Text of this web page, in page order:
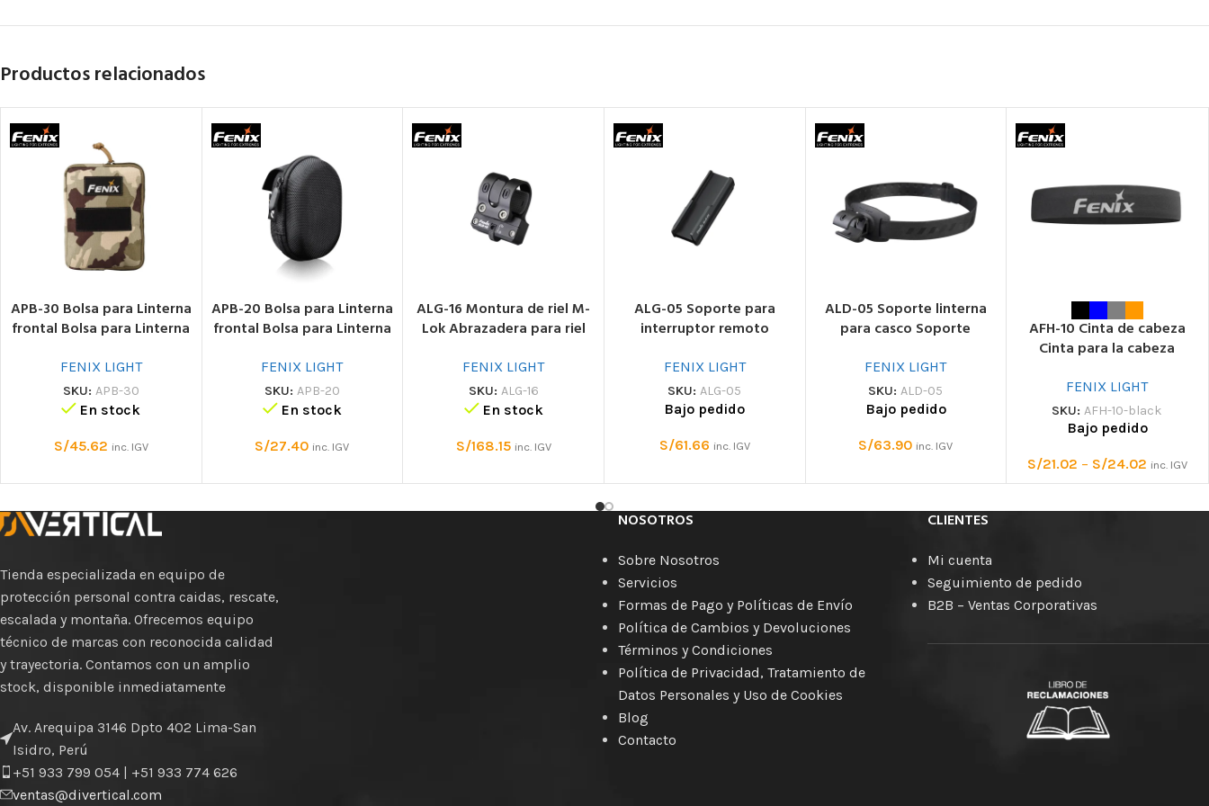
Productos relacionados
APB-30 Bolsa para Linterna
frontal Bolsa para Linterna
FENIX LIGHT
SKU: APB-30
En stock
S/45.62 inc. IGV
APB-20 Bolsa para Linterna
frontal Bolsa para Linterna
FENIX LIGHT
SKU: APB-20
En stock
S/27.40 inc. IGV
ALG-16 Montura de riel M-
Lok Abrazadera para riel
FENIX LIGHT
SKU: ALG-16
En stock
S/168.15 inc. IGV
ALG-05 Soporte para
interruptor remoto
remoto
FENIX LIGHT
SKU:ALG-05
Bajo pedido
S/61.66 inc. IGV
ALD-05 Soporte linterna
para casco Soporte
FENIX LIGHT
SKU:ALD-05
Bajo pedido
S/63.90 inc. IGV
AFH-10 Cinta de cabeza
Cinta para la cabeza
FENIX LIGHT
SKU: AFH-10-black
Bajo pedido
S/21.02 – S/24.02 inc. IGV
Tienda especializada en equipo de
protección personal contra caidas, rescate,
escalada y montaña. Ofrecemos equipo
técnico de marcas con reconocida calidad
y trayectoria. Contamos con un amplio
stock, disponible inmediatamente
Av. Arequipa 3146 Dpto 402 Lima-San
Isidro, Perú
+51 933 799 054 | +51 933 774 626
ventas@divertical.com
NOSOTROS
Sobre Nosotros
Servicios
Formas de Pago y Políticas de Envío
Política de Cambios y Devoluciones
Términos y Condiciones
Política de Privacidad, Tratamiento de
Datos Personales y Uso de Cookies
Blog
Contacto
CLIENTES
Mi cuenta
Seguimiento de pedido
B2B – Ventas Corporativas